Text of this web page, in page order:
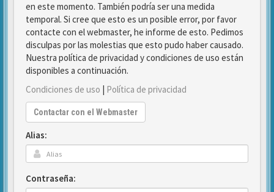
en este momento. También podría ser una medida
temporal. Si cree que esto es un posible error, por favor
contacte con el webmaster, he informe de esto. Pedimos
disculpas por las molestias que esto pudo haber causado.
Nuestra política de privacidad y condiciones de uso están
disponibles a continuación.
Condiciones de uso | Política de privacidad
Contactar con el Webmaster
Alias:
Contraseña: